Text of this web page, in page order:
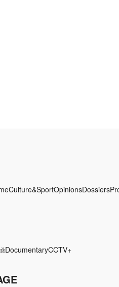
Culture&SportOpinionsDossiers
DocumentaryCCTV+